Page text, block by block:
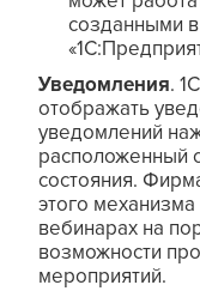
созданными
Уведомления.
отображать
уведомлений
расположенный
состояния.
этого
вебинарах на
возможности
мероприятий.